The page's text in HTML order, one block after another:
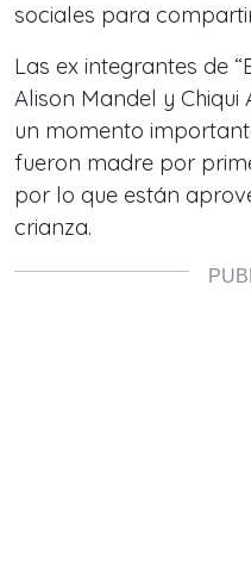
sociales para
Las ex integrantes de
Alison Mandel y Chiqui
un momento
fueron madre por
por lo que están
crianza.